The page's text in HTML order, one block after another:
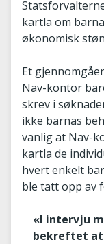
kartla om
økonomisk
Et
Nav-kontor
skrev i
ikke barnas
vanlig at Nav-
kartla de
hvert enkelt
ble tatt opp av
«I intervju
bekreftet at